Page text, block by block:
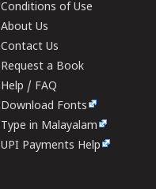
Conditions of Use
About Us
Contact Us
Request a Book
Help / FAQ
Download Fonts
Type in Malayalam
UPI Payments Help